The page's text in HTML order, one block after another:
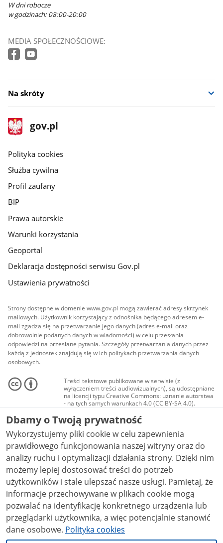
W dni robocze
w godzinach: 08:00-20:00
MEDIA SPOŁECZNOŚCIOWE:
Na skróty
stopka
gov.pl
Strona
gov.pl
gov.pl
Polityka cookies
Służba cywilna
Profil zaufany
BIP
Prawa autorskie
Warunki korzystania
Geoportal
Deklaracja dostępności serwisu Gov.pl
Ustawienia prywatności
Strony dostępne w domenie www.gov.pl mogą zawierać adresy skrzynek
mailowych. Użytkownik korzystający z odnośnika będącego adresem e-
mail zgadza się na przetwarzanie jego danych (adres e-mail oraz
dobrowolnie podanych danych w wiadomości) w celu przesłania
odpowiedzi na przesłane pytania. Szczegóły przetwarzania danych przez
każdą z jednostek znajdują się w ich politykach przetwarzania danych
osobowych.
Treści tekstowe publikowane w serwisie (z
wyłączeniem treści audiowizualnych), są udostępniane
na licencji typu Creative Commons: uznanie autorstwa
- na tych samych warunkach 4.0 (CC BY-SA 4.0).
Materiały audiowizualne, w tym zdjęcia, materiały
audio i wideo, są udostępniane na licencji typu
Creative Commons: uznanie autorstwa użycie
niekomercyjne - bez utworów zależnych 4.0 (CC BY-
NC-ND 4.0), o ile nie jest to stwierdzone inaczej.
Dbamy o Twoją prywatność
Wykorzystujemy pliki cookie w celu zapewnienia
prawidłowego funkcjonowania naszej witryny oraz do
analizy ruchu i optymalizacji działania strony. Dzięki nim
możemy lepiej dostosować treści do potrzeb
użytkowników i stale ulepszać nasze usługi. Pamiętaj, że
informacje przechowywane w plikach cookie mogą
pozwalać na identyfikację konkretnego urządzenia lub
przeglądarki użytkownika, a więc potencjalnie stanowić
dane osobowe. Polityka cookies